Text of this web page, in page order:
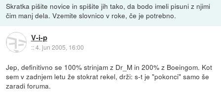
Skratka pišite novice in spišite jih tako, da bodo imeli pisuni z njimi
čim manj dela. Vzemite slovnico v roke, če je potrebno.
V-i-p
::4. jun 2005, 16:00
Jep, definitivno se 100% strinjam z Dr_M in 200% z Boeingom. Kot
sem v zadnjem letu že stokrat rekel, drži: s-t je "pokonci" samo še
zaradi foruma.